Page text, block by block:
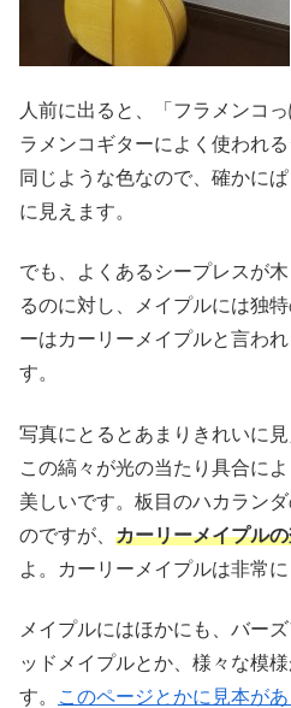
人前に出ると、「フラメンコ
ラメンコギターによく使われ
同じような色なので、確かに
に見えます。
でも、よくあるシープレスが
るのに対し、メイプルには独
ーはカーリーメイプルと言わ
す。
写真にとるとあまりきれいに
この縞々が光の当たり具合に
美しいです。板目のハカラン
のですが、 カーリーメイプル
よ。カーリーメイプルは非常に
メイプルにはほかにも、バー
ッドメイプルとか、様々な模
す。
このページとかに見本が